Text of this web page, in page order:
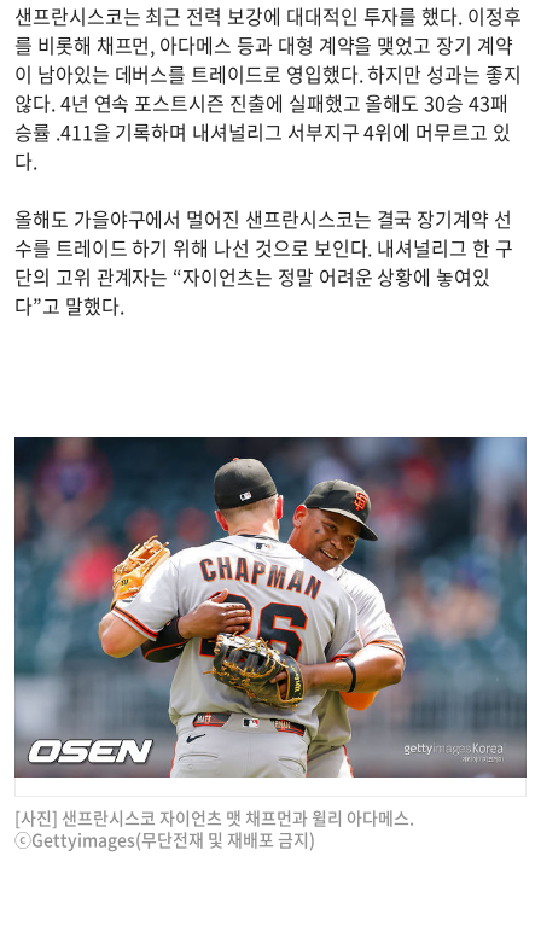
샌프란시스코는 최근 전력 보강에 대대적인 투자를 했다. 이정후
를 비롯해 채프먼, 아다메스 등과 대형 계약을 맺었고 장기 계약
이 남아있는 데버스를 트레이드로 영입했다. 하지만 성과는 좋지
않다. 4년 연속 포스트시즌 진출에 실패했고 올해도 30승 43패
승률 .411을 기록하며 내셔널리그 서부지구 4위에 머무르고 있
다.
올해도 가을야구에서 멀어진 샌프란시스코는 결국 장기계약 선
수를 트레이드 하기 위해 나선 것으로 보인다. 내셔널리그 한 구
단의 고위 관계자는 “자이언츠는 정말 어려운 상황에 놓여있
다”고 말했다.
[사진] 샌프란시스코 자이언츠 맷 채프먼과 윌리 아다메스.
ⓒGettyimages(무단전재 및 재배포 금지)